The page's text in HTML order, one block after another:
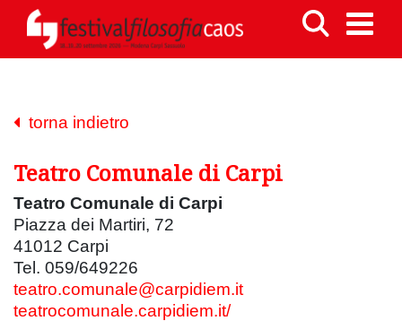
torna indietro
Teatro Comunale di Carpi
Teatro Comunale di Carpi
Piazza dei Martiri, 72
41012 Carpi
Tel. 059/649226
teatro.comunale@carpidiem.it
teatrocomunale.carpidiem.it/